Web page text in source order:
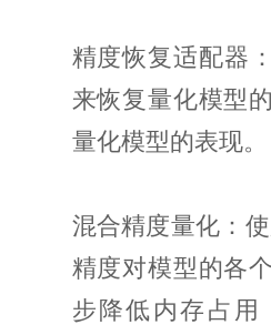
精度恢复适配器
来恢复量化模型
量化模型的表现。
混合精度量化：
精度对模型的各
步降低内存占用